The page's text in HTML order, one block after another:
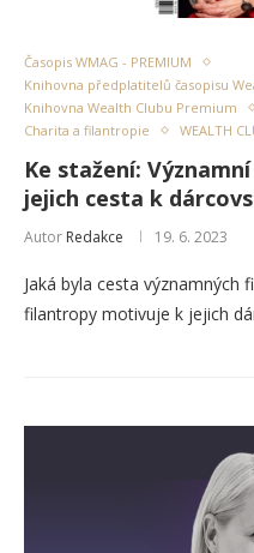
Časopis WMAG - PREMIUM
Knihovna předplatitelů časopisu
Knihovna Wealth Clubu Premium
Charita a filantropie
WEALTH
Ke stažení:
jejich cesta k
Autor Redakce 19. 6. 2023
Jaká byla cesta významných
filantropy motivuje k jejich